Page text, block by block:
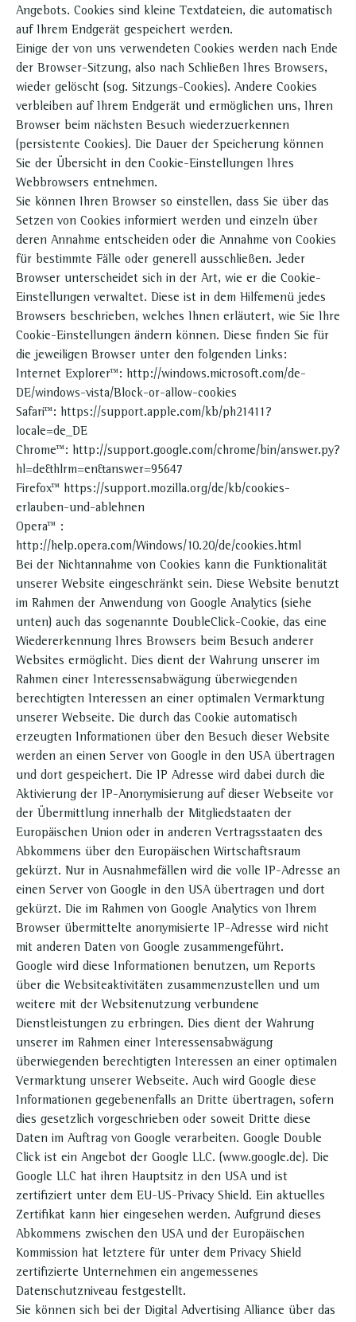
Angebots. Cookies sind kleine Textdateien, die automatisch
auf Ihrem Endgerät gespeichert werden.
Einige der von uns verwendeten Cookies werden nach Ende
der Browser-Sitzung, also nach Schließen Ihres Browsers,
wieder gelöscht (sog. Sitzungs-Cookies). Andere Cookies
verbleiben auf Ihrem Endgerät und ermöglichen uns, Ihren
Browser beim nächsten Besuch wiederzuerkennen
(persistente Cookies). Die Dauer der Speicherung können
Sie der Übersicht in den Cookie-Einstellungen Ihres
Webbrowsers entnehmen.
Sie können Ihren Browser so einstellen, dass Sie über das
Setzen von Cookies informiert werden und einzeln über
deren Annahme entscheiden oder die Annahme von Cookies
für bestimmte Fälle oder generell ausschließen. Jeder
Browser unterscheidet sich in der Art, wie er die Cookie-
Einstellungen verwaltet. Diese ist in dem Hilfemenü jedes
Browsers beschrieben, welches Ihnen erläutert, wie Sie Ihre
Cookie-Einstellungen ändern können. Diese finden Sie für
die jeweiligen Browser unter den folgenden Links:
Internet Explorer™: http://windows.microsoft.com/de-
DE/windows-vista/Block-or-allow-cookies
Safari™: https://support.apple.com/kb/ph21411?
locale=de_DE
Chrome™: http://support.google.com/chrome/bin/answer.py?
hl=de&hlrm=en&answer=95647
Firefox™ https://support.mozilla.org/de/kb/cookies-
erlauben-und-ablehnen
Opera™ :
http://help.opera.com/Windows/10.20/de/cookies.html
Bei der Nichtannahme von Cookies kann die Funktionalität
unserer Website eingeschränkt sein. Diese Website benutzt
im Rahmen der Anwendung von Google Analytics (siehe
unten) auch das sogenannte DoubleClick-Cookie, das eine
Wiedererkennung Ihres Browsers beim Besuch anderer
Websites ermöglicht. Dies dient der Wahrung unserer im
Rahmen einer Interessensabwägung überwiegenden
berechtigten Interessen an einer optimalen Vermarktung
unserer Webseite. Die durch das Cookie automatisch
erzeugten Informationen über den Besuch dieser Website
werden an einen Server von Google in den USA übertragen
und dort gespeichert. Die IP Adresse wird dabei durch die
Aktivierung der IP-Anonymisierung auf dieser Webseite vor
der Übermittlung innerhalb der Mitgliedstaaten der
Europäischen Union oder in anderen Vertragsstaaten des
Abkommens über den Europäischen Wirtschaftsraum
gekürzt. Nur in Ausnahmefällen wird die volle IP-Adresse an
einen Server von Google in den USA übertragen und dort
gekürzt. Die im Rahmen von Google Analytics von Ihrem
Browser übermittelte anonymisierte IP-Adresse wird nicht
mit anderen Daten von Google zusammengeführt.
Google wird diese Informationen benutzen, um Reports
über die Websiteaktivitäten zusammenzustellen und um
weitere mit der Websitenutzung verbundene
Dienstleistungen zu erbringen. Dies dient der Wahrung
unserer im Rahmen einer Interessensabwägung
überwiegenden berechtigten Interessen an einer optimalen
Vermarktung unserer Webseite. Auch wird Google diese
Informationen gegebenenfalls an Dritte übertragen, sofern
dies gesetzlich vorgeschrieben oder soweit Dritte diese
Daten im Auftrag von Google verarbeiten. Google Double
Click ist ein Angebot der Google LLC. (www.google.de). Die
Google LLC hat ihren Hauptsitz in den USA und ist
zertifiziert unter dem EU-US-Privacy Shield. Ein aktuelles
Zertifikat kann hier eingesehen werden. Aufgrund dieses
Abkommens zwischen den USA und der Europäischen
Kommission hat letztere für unter dem Privacy Shield
zertifizierte Unternehmen ein angemessenes
Datenschutzniveau festgestellt.
Sie können sich bei der Digital Advertising Alliance über das